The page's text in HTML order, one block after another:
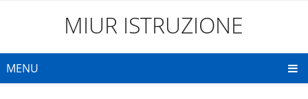
MIUR ISTRUZIONE
MENU